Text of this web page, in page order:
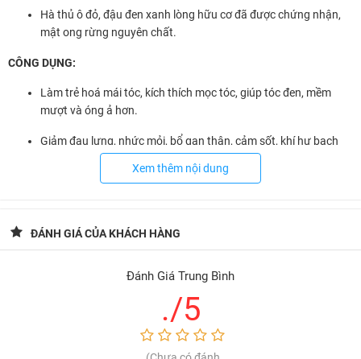
Hà thủ ô đỏ, đậu đen xanh lòng hữu cơ đã được chứng nhận,
mật ong rừng nguyên chất.
CÔNG DỤNG:
Làm trẻ hoá mái tóc, kích thích mọc tóc, giúp tóc đen, mềm
mượt và óng ả hơn.
Giảm đau lưng, nhức mỏi, bổ gan thận, cảm sốt, khí hư bạch
đới, sinh huyết dịch.
BẢO QUẢN:Ngăn mát tủ lạnh.
Không sử dụng sản phẩm quá hạn sử dụng
Xem thêm nội dung
ĐÁNH GIÁ CỦA KHÁCH HÀNG
Đánh Giá Trung Bình
./5